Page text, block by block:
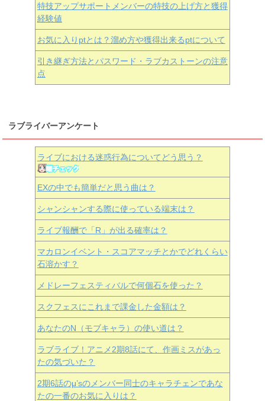
特技アップサポートメンバーの特技の上げ方と獲得
経験値
お気に入りptとは？溜め方や獲得出来るptについて
引き継ぎ方法とパスワード・ラブカストーンの注意
点
ラブライバーアンケート
ライブにおける迷惑行為についてどう思う？
EXの中でも簡単だと思う曲は？
シャンシャンする際に使っている端末は？
ライブ報酬で「R」が出る確率は？
マカロンイベント・スコアマッチとかでどれくらい
石溶かす？
メドレーフェスティバルで何個石を使った？
スクフェスにこれまで課金した金額は？
あなたのN（モブキャラ）の使い道は？
ラブライブ！アニメ2期8話にて、作画ミスがあっ
たの気づいた？
2期6話のμ’sのメンバー同士のキャラチェンであな
たの一番のお気に入りは？